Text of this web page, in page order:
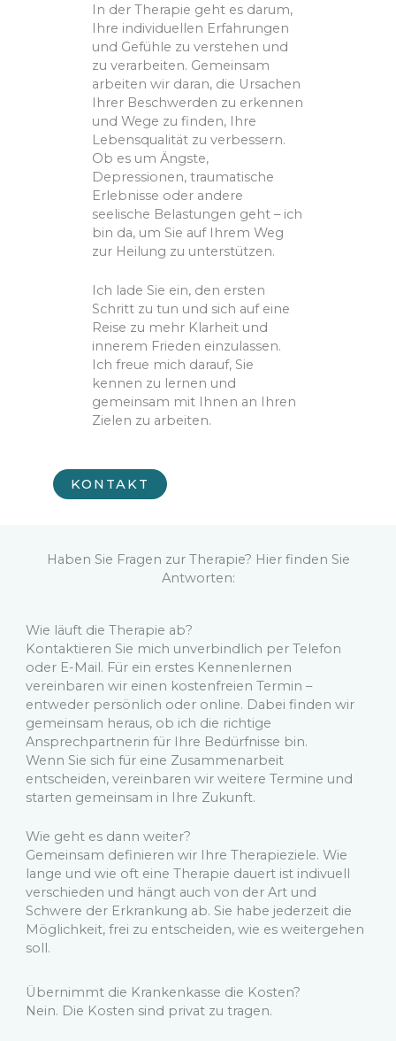
In der Therapie geht es darum,
Ihre individuellen Erfahrungen
und Gefühle zu verstehen und
zu verarbeiten. Gemeinsam
arbeiten wir daran, die Ursachen
Ihrer Beschwerden zu erkennen
und Wege zu finden, Ihre
Lebensqualität zu verbessern.
Ob es um Ängste,
Depressionen, traumatische
Erlebnisse oder andere
seelische Belastungen geht – ich
bin da, um Sie auf Ihrem Weg
zur Heilung zu unterstützen.
Ich lade Sie ein, den ersten
Schritt zu tun und sich auf eine
Reise zu mehr Klarheit und
innerem Frieden einzulassen.
Ich freue mich darauf, Sie
kennen zu lernen und
gemeinsam mit Ihnen an Ihren
Zielen zu arbeiten.
KONTAKT
Haben Sie Fragen zur Therapie? Hier finden Sie
Antworten:
Wie läuft die Therapie ab?
Kontaktieren Sie mich unverbindlich per Telefon
oder E-Mail. Für ein erstes Kennenlernen
vereinbaren wir einen kostenfreien Termin –
entweder persönlich oder online. Dabei finden wir
gemeinsam heraus, ob ich die richtige
Ansprechpartnerin für Ihre Bedürfnisse bin.
Wenn Sie sich für eine Zusammenarbeit
entscheiden, vereinbaren wir weitere Termine und
starten gemeinsam in Ihre Zukunft.
Wie geht es dann weiter?
Gemeinsam definieren wir Ihre Therapieziele. Wie
lange und wie oft eine Therapie dauert ist indivuell
verschieden und hängt auch von der Art und
Schwere der Erkrankung ab. Sie habe jederzeit die
Möglichkeit, frei zu entscheiden, wie es weitergehen
soll.
Übernimmt die Krankenkasse die Kosten?
Nein. Die Kosten sind privat zu tragen.